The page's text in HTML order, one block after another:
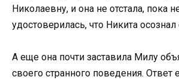
Николаевну, и она не отстала, пока
удостоверилась, что Никита
А еще она почти заставила Милу
своего странного поведения.